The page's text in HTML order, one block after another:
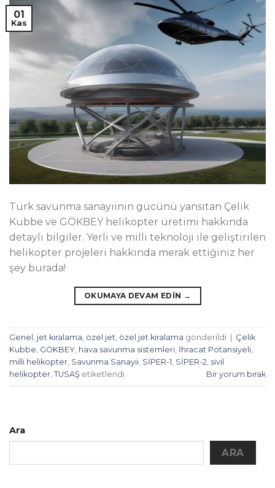
01
Kas
Türk savunma sanayiinin gücünü yansıtan Çelik
Kubbe ve GÖKBEY helikopter üretimi hakkında
detaylı bilgiler. Yerli ve milli teknoloji ile geliştirilen
helikopter projeleri hakkında merak ettiğiniz her
şey burada!
OKUMAYA DEVAM EDIN →
Genel jet kiralama özel jet özel jet kiralama gönderildi
Çelik
Kubbe GÖKBEY hava savunma sistemleri İhracat Potansiyeli
milli helikopter Savunma Sanayii SİPER-1 SİPER-2 sivil
helikopter TUSAŞ etiketlendi Bir yorum bırak
Ara
ARA